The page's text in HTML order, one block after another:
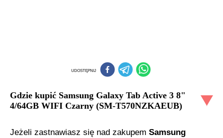
UDOSTĘPNIJ
Gdzie kupić Samsung Galaxy Tab Active 3 8"
4/64GB WIFI Czarny (SM-T570NZKAEUB)
Jeżeli zastnawiasz się nad zakupem Samsung